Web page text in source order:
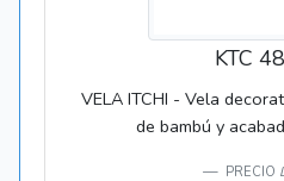
KTC
VELA ITCHI - Vela
de bambú y
PRECIO